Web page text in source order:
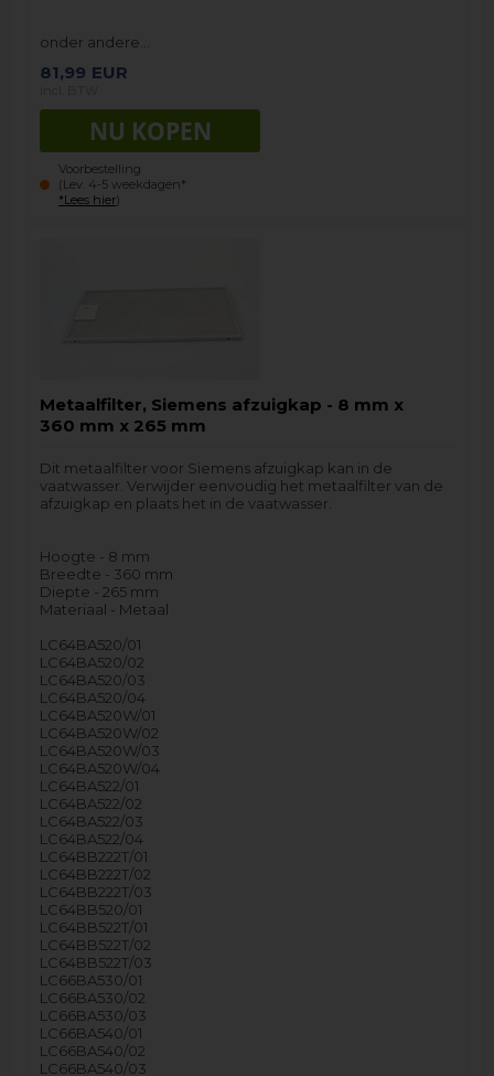
onder andere…
81,99 EUR
Voorbestelling
(Lev. 4-5 weekdagen*
*Lees hier)
Metaalfilter, Siemens afzuigkap - 8 mm x
360 mm x 265 mm
Dit metaalfilter voor Siemens afzuigkap kan in de
vaatwasser. Verwijder eenvoudig het metaalfilter van de
afzuigkap en plaats het in de vaatwasser.
Hoogte - 8 mm
Breedte - 360 mm
Diepte - 265 mm
Materiaal - Metaal
LC64BA520/01
LC64BA520/02
LC64BA520/03
LC64BA520/04
LC64BA520W/01
LC64BA520W/02
LC64BA520W/03
LC64BA520W/04
LC64BA522/01
LC64BA522/02
LC64BA522/03
LC64BA522/04
LC64BB222T/01
LC64BB222T/02
LC64BB222T/03
LC64BB520/01
LC64BB522T/01
LC64BB522T/02
LC64BB522T/03
LC66BA530/01
LC66BA530/02
LC66BA530/03
LC66BA540/01
LC66BA540/02
LC66BA540/03